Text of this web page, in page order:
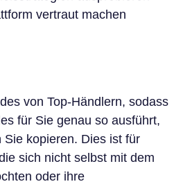
vertraut machen
von Top-Händlern, sodass
für Sie genau so ausführt,
Sie kopieren. Dies ist für
sich nicht selbst mit dem
oder ihre